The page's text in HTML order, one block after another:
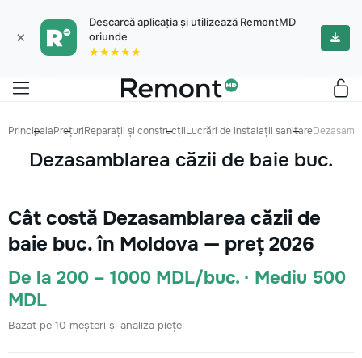
×
Descarcă aplicația și utilizează RemontMD
oriunde
★★★★★
PrincipalaPrețuriReparații și construcțiiLucrări de instalații sanitare
Dezasamblarea căzii de baie buc.
Cât costă Dezasamblarea căzii de
baie buc. în Moldova — preț 2026
De la 200 – 1000 MDL/buc. · Mediu 500
MDL
Bazat pe 10 meșteri și analiza pieței